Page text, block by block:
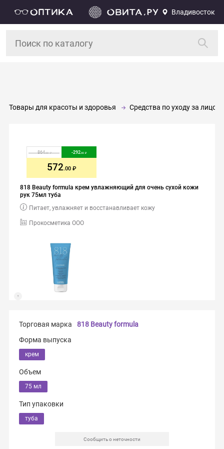
Владивосток
Товары для красоты и здоровья Средства по уходу за лицом
818 Beauty formula крем увлажняющий для очень сухой кожи
рук 75мл туба
Прокосметика ООО
Питает, увлажняет и восстанавливает кожу
864.00 -292.00
572.00
Торговая марка
818 Beauty formula
Форма выпуска
крем
Объем
75 мл
Тип упаковки
туба
Сообщить о неточности